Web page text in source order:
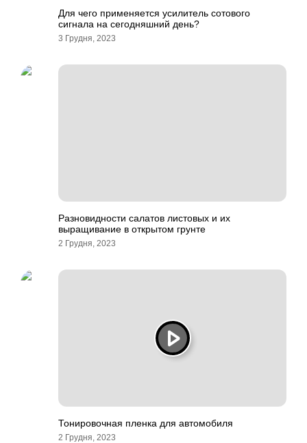
Для чего применяется усилитель сотового
сигнала на сегодняшний день?
3 Грудня, 2023
Разновидности салатов листовых и их
выращивание в открытом грунте
2 Грудня, 2023
Тонировочная пленка для автомобиля
2 Грудня, 2023